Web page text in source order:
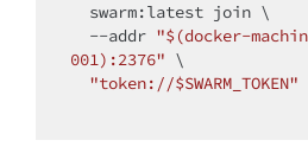
  --addr
"$(docker-
001):2376" \
"token://$SWARM_TOKEN"